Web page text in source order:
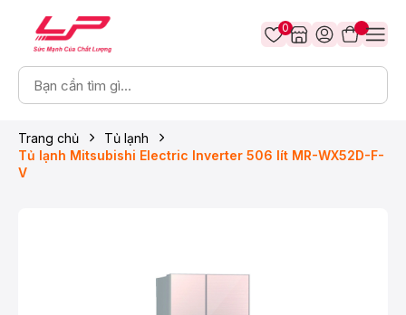
0
Trang chủ
Tủ lạnh
Tủ lạnh Mitsubishi Electric Inverter 506 lít MR-WX52D-F-
V